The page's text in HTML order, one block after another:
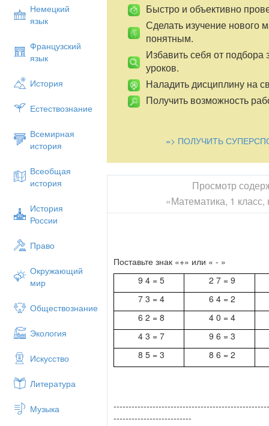
Немецкий
язык
Французский
язык
История
Естествознание
Всемирная
история
Всеобщая
история
История
России
Право
Окружающий
мир
Обществознание
Экология
Искусство
Литература
Музыка
Быстро и объективно
Сделать изучение нового
понятным.
Избавить себя от подбора
уроков.
Наладить дисциплину на
Получить возможность
=> ПОЛУЧИТЬ
Просмотр
«Математика, 1 класс,
Поставьте знак «+» или « - »
9 4 = 5
2 7 = 9
7 3 = 4
6 4 = 2
6 2 = 8
4 0 = 4
4 3 = 7
9 6 = 3
8 5 = 3
8 6 = 2
--------------------------